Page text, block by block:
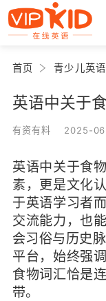
首页 青少儿英
英语中关于
有资有料 2025-
英语中关于食
素，更是文化
于英语学习者
交流能力，也
会习俗与历史
平台，始终强
食物词汇恰是
带。